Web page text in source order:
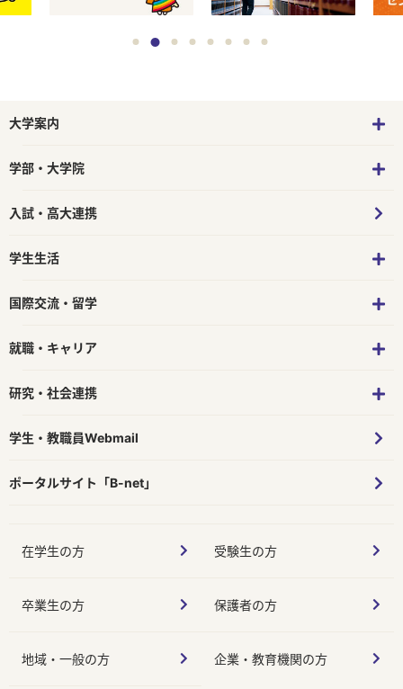
大学案内
学部・大学院
入試・高大連携
学生生活
国際交流・留学
就職・キャリア
研究・社会連携
学生・教職員Webmail
ポータルサイト「B-net」
在学生の方 受験生の方
卒業生の方 保護者の方
地域・一般の方 企業・教育機関の方